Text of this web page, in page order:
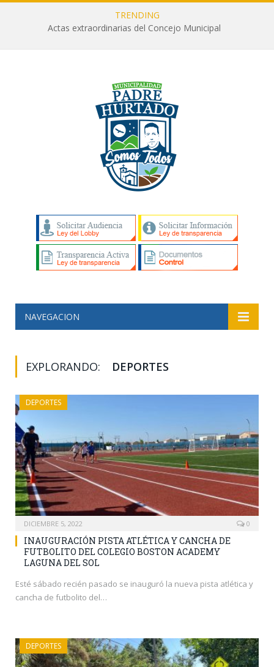
TRENDING
Actas extraordinarias del Concejo Municipal
NAVEGACION
EXPLORANDO: DEPORTES
DEPORTES
DICIEMBRE 5, 2022 0
INAUGURACIÓN PISTA ATLÉTICA Y CANCHA DE
FUTBOLITO DEL COLEGIO BOSTON ACADEMY
LAGUNA DEL SOL
Esté sábado recién pasado se inauguró la nueva pista atlética y
cancha de futbolito del…
DEPORTES